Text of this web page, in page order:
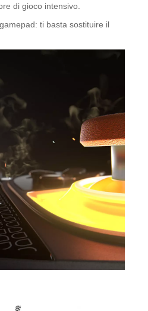
di gioco intensivo.
ti basta sostituire il